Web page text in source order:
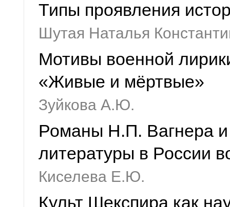
Типы проявления
Шутая Наталья
Мотивы военной
«Живые и мёртвые»
Зуйкова А.Ю.
Романы Н.П. Вагнера и
литературы в России
Киселева Е.Ю.
Культ Шекспира как